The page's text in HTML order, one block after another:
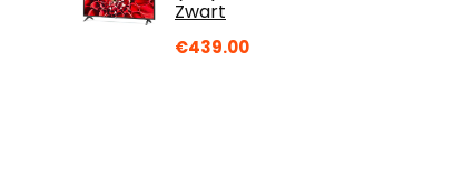
Zwart
€439.00